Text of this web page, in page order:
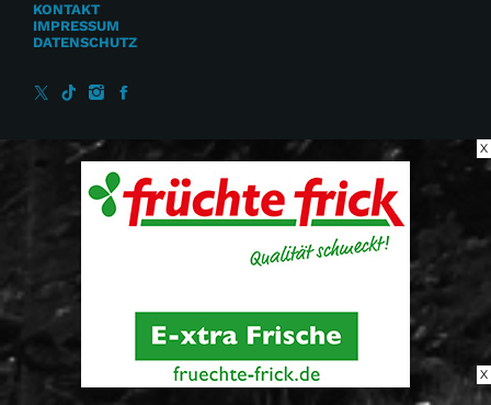
KONTAKT
IMPRESSUM
DATENSCHUTZ
X
X